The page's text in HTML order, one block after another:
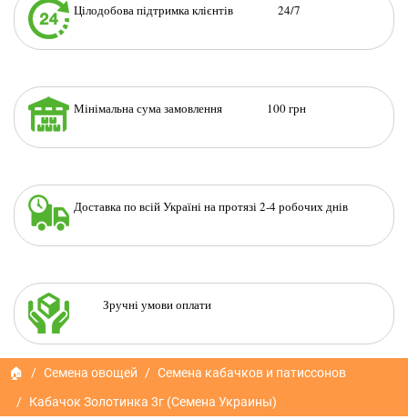
Цілодобова підтримка клієнтів 24/7
Мінімальна сума замовлення 100 грн
Доставка по всій Україні на протязі 2-4 робочих днів
Зручні умови оплати
🏠 Семена овощей
Семена кабачков и патиссонов
Кабачок Золотинка 3г (Семена Украины)